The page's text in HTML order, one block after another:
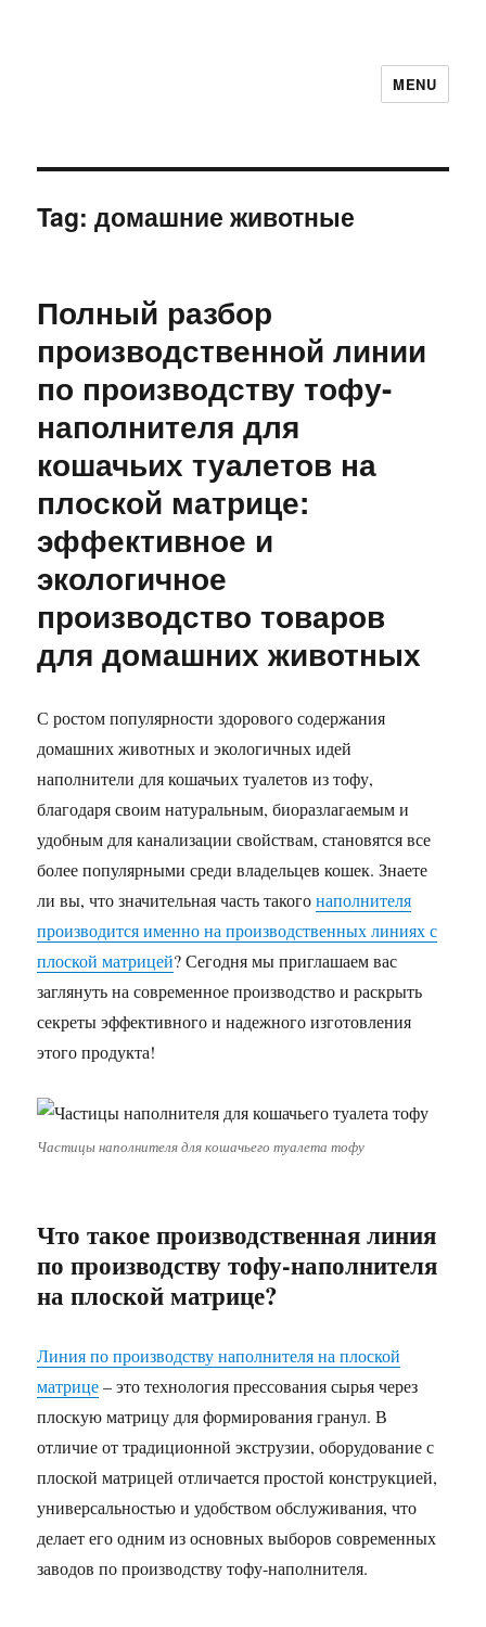
MENU
Tag:домашние животные
Полный разбор
производственной линии
по производству тофу-
наполнителя для
кошачьих туалетов на
плоской матрице:
эффективное и
экологичное
производство товаров
для домашних животных
С ростом популярности здорового содержания
домашних животных и экологичных идей
наполнители для кошачьих туалетов из тофу,
благодаря своим натуральным, биоразлагаемым и
удобным для канализации свойствам, становятся все
более популярными среди владельцев кошек. Знаете
ли вы, что значительная часть такогонаполнителя
производится именно на производственных линиях с
плоской матрицей? Сегодня мы приглашаем вас
заглянуть на современное производство и раскрыть
секреты эффективного и надежного изготовления
этого продукта!
Частицы наполнителя для кошачьего туалета тофу
Что такое производственная линия
по производству тофу-наполнителя
на плоской матрице?
Линия по производству наполнителя на плоской
матрице– это технология прессования сырья через
плоскую матрицу для формирования гранул. В
отличие от традиционной экструзии, оборудование с
плоской матрицей отличается простой конструкцией,
универсальностью и удобством обслуживания, что
делает его одним из основных выборов современных
заводов по производству тофу-наполнителя.